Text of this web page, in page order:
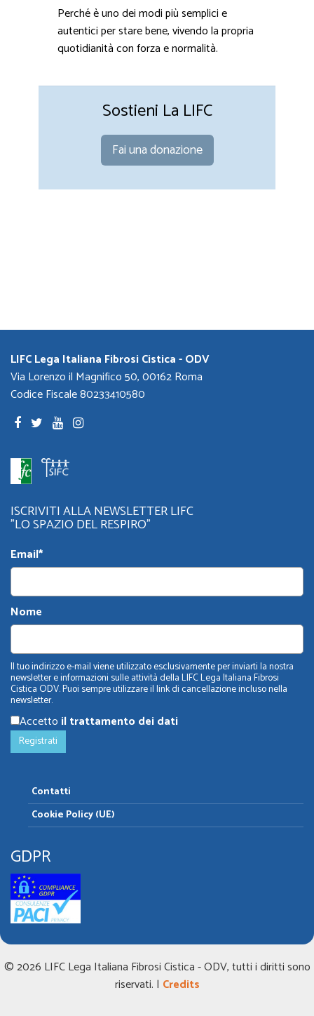
Perché è uno dei modi più semplici e
autentici per stare bene, vivendo la propria
quotidianità con forza e normalità.
Sostieni La LIFC
Fai una donazione
LIFC Lega Italiana Fibrosi Cistica - ODV
Via Lorenzo il Magnifico 50, 00162 Roma
Codice Fiscale 80233410580
ISCRIVITI ALLA NEWSLETTER LIFC
"LO SPAZIO DEL RESPIRO"
Email*
Nome
Il tuo indirizzo e-mail viene utilizzato esclusivamente per inviarti la nostra
newsletter e informazioni sulle attività della LIFC Lega Italiana Fibrosi
Cistica ODV. Puoi sempre utilizzare il link di cancellazione incluso nella
newsletter.
Accetto il trattamento dei dati
Contatti
Cookie Policy (UE)
GDPR
© 2026 LIFC Lega Italiana Fibrosi Cistica - ODV, tutti i diritti sono
riservati. | Credits